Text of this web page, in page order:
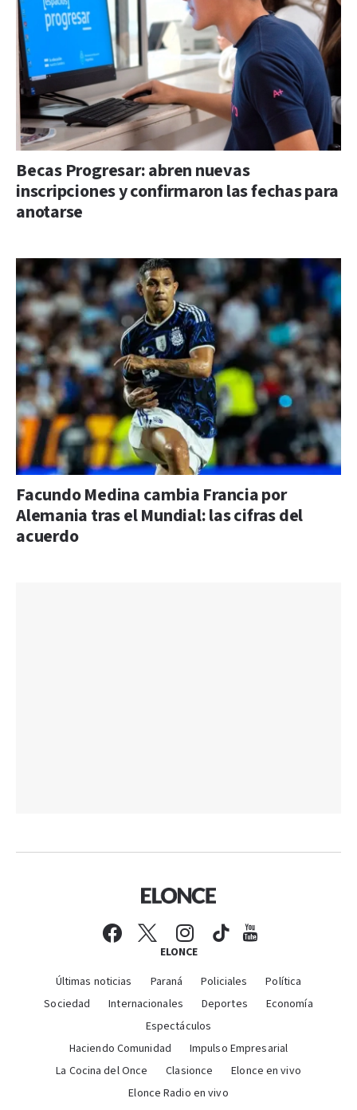
Becas Progresar: abren nuevas
inscripciones y confirmaron las fechas para
anotarse
Facundo Medina cambia Francia por
Alemania tras el Mundial: las cifras del
acuerdo
ELONCE
Últimas noticias Paraná Policiales
Política
Sociedad
Internacionales Deportes
Economía
Espectáculos
Haciendo Comunidad
Impulso Empresarial
La Cocina del Once
Clasionce
Elonce en vivo
Elonce Radio en vivo